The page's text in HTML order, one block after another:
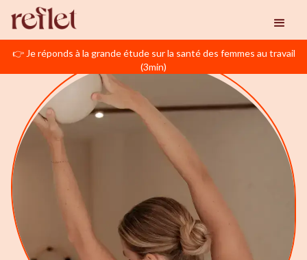
👉 Je réponds à la grande étude sur la santé des femmes au travail
(3min)